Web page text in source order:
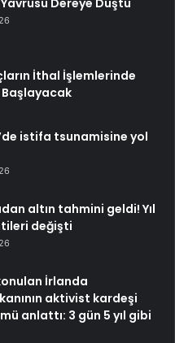
Yavrusu Dereye Düştü
İthal İşlemlerinde
Başlayacak
istifa tsunamisine yol
altın tahmini geldi! Yıl
değişti
İrlanda
aktivist kardeşi
anlattı: 3 gün 5 yıl gibi